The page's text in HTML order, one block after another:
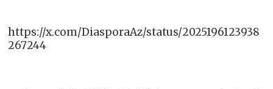
https://x.com/DiasporaAz/status/2025196123938
267244